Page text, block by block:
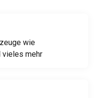
wie
vieles mehr